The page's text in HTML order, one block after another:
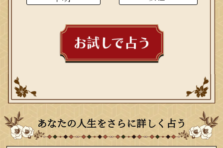
あなたの人生をさらに詳しく占う